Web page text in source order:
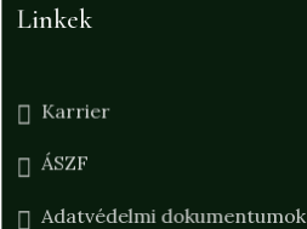
Linkek
Karrier
ÁSZF
Adatvédelmi dokumentumok